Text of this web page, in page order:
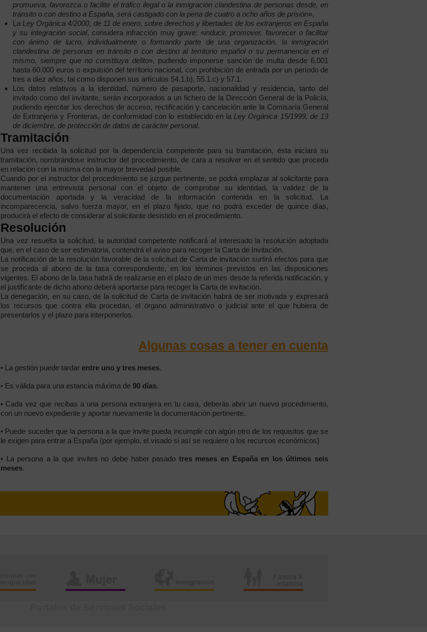
promueva, favorezca o facilite el tráfico ilegal o la inmigración clandestina de personas desde, en
tránsito o con destino a España, será castigado con la pena de cuatro a ocho años de prisión».
La Ley Orgánica 4/2000, de 11 de enero, sobre derechos y libertades de los extranjeros en España
y su integración social, considera infracción muy grave: «inducir, promover, favorecer o facilitar
con ánimo de lucro, individualmente o formando parte de una organización, la inmigración
clandestina de personas en tránsito o con destino al territorio español o su permanencia en el
mismo, siempre que no constituya delito», pudiendo imponerse sanción de multa desde 6.001
hasta 60.000 euros o expulsión del territorio nacional, con prohibición de entrada por un período de
tres a diez años, tal como disponen sus artículos 54.1.b), 55.1.c) y 57.1.
Los datos relativos a la identidad, número de pasaporte, nacionalidad y residencia, tanto del
invitado como del invitante, serán incorporados a un fichero de la Dirección General de la Policía,
pudiendo ejercitar los derechos de acceso, rectificación y cancelación ante la Comisaría General
de Extranjería y Fronteras, de conformidad con lo establecido en la Ley Orgánica 15/1999, de 13
de diciembre, de protección de datos de carácter personal.
Tramitación
Una vez recibida la solicitud por la dependencia competente para su tramitación, ésta iniciará su
tramitación, nombrándose instructor del procedimiento, de cara a resolver en el sentido que proceda
en relación con la misma con la mayor brevedad posible.
Cuando por el instructor del procedimiento se juzgue pertinente, se podrá emplazar al solicitante para
mantener una entrevista personal con el objeto de comprobar su identidad, la validez de la
documentación aportada y la veracidad de la información contenida en la solicitud. La
incomparecencia, salvo fuerza mayor, en el plazo fijado, que no podrá exceder de quince días,
producirá el efecto de considerar al solicitante desistido en el procedimiento.
Resolución
Una vez resuelta la solicitud, la autoridad competente notificará al interesado la resolución adoptada
que, en el caso de ser estimatoria, contendrá el aviso para recoger la Carta de Invitación.
La notificación de la resolución favorable de la solicitud de Carta de invitación surtirá efectos para que
se proceda al abono de la tasa correspondiente, en los términos previstos en las disposiciones
vigentes. El abono de la tasa habrá de realizarse en el plazo de un mes desde la referida notificación, y
el justificante de dicho abono deberá aportarse para recoger la Carta de invitación.
La denegación, en su caso, de la solicitud de Carta de invitación habrá de ser motivada y expresará
los recursos que contra ella procedan, el órgano administrativo o judicial ante el que hubiera de
presentarlos y el plazo para interponerlos.
Algunas cosas a tener en cuenta
• La gestión puede tardar entre uno y tres meses.
• Es válida para una estancia máxima de 90 días.
• Cada vez que recibas a una persona extranjera en tu casa, deberás abrir un nuevo procedimiento,
con un nuevo expediente y aportar nuevamente la documentación pertinente.
• Puede suceder que la persona a la que invite pueda incumplir con algún otro de los requisitos que se
le exigen para entrar a España (por ejemplo, el visado si así se requiere o los recursos económicos)
• La persona a la que invites no debe haber pasado tres meses en España en los últimos seis
meses.